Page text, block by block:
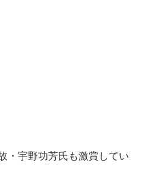
・宇野功芳氏も激賞してい